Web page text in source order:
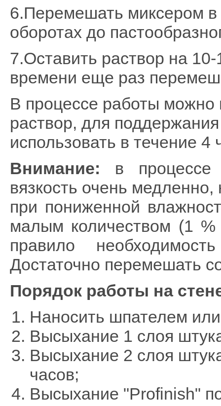
6.Перемешать миксером
оборотах до
7.Оставить раствор на
времени еще раз
В процессе работы
раствор, для
использовать в течение 4
Внимание: в процессе
вязкость очень
при пониженной
малым количеством (1
правило
Достаточно перемешать
Порядок работы на
Наносить шпателем
Высыхание 1 слоя
Высыхание 2 слоя
часов;
Высыхание "Profinish"